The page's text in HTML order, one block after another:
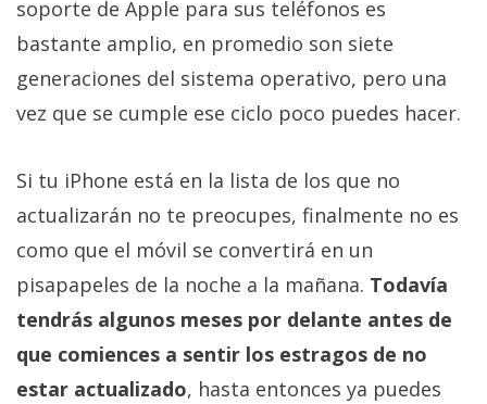
temas
Sorteos
Contacto
/
nosotros
/
Publicidad
/
soporte de Apple para sus teléfonos es
bastante amplio, en promedio son siete
generaciones del sistema operativo, pero una
vez que se cumple ese ciclo poco puedes hacer.
Si tu iPhone está en la lista de los que no
actualizarán no te preocupes, finalmente no es
como que el móvil se convertirá en un
pisapapeles de la noche a la mañana. Todavía
tendrás algunos meses por delante antes de
que comiences a sentir los estragos de no
estar actualizado, hasta entonces ya puedes